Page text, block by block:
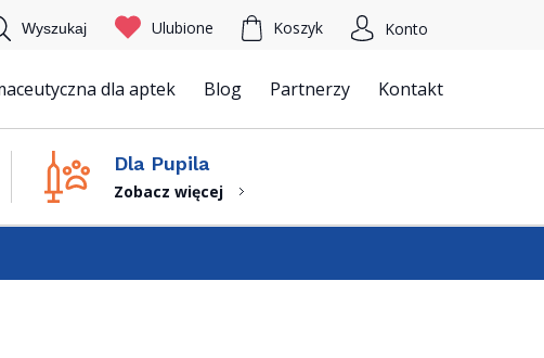
dla aptek Blog Partnerzy Kontakt
Wyszukaj Ulubione Koszyk Konto
Dla Pupila
Zobacz więcej